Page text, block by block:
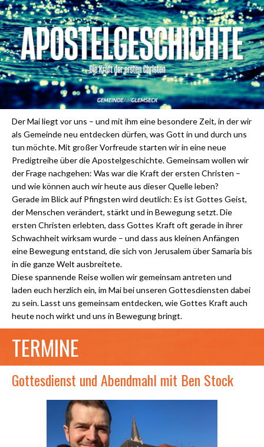
Der Mai liegt vor uns – und mit ihm eine besondere Zeit, in der wir
als Gemeinde neu entdecken dürfen, was Gott in und durch uns
tun möchte. Mit großer Vorfreude starten wir in eine neue
Predigtreihe über die Apostelgeschichte. Gemeinsam wollen wir
der Frage nachgehen: Was war die Kraft der ersten Christen –
und wie können auch wir heute aus dieser Quelle leben?
Gerade im Blick auf Pfingsten wird deutlich: Es ist Gottes Geist,
der Menschen verändert, stärkt und in Bewegung setzt. Die
ersten Christen erlebten, dass Gottes Kraft oft gerade in ihrer
Schwachheit wirksam wurde – und dass aus kleinen Anfängen
eine Bewegung entstand, die sich von Jerusalem über Samaria bis
in die ganze Welt ausbreitete.
Diese spannende Reise wollen wir gemeinsam antreten und
laden euch herzlich ein, im Mai bei unseren Gottesdiensten dabei
zu sein. Lasst uns gemeinsam entdecken, wie Gottes Kraft auch
heute noch wirkt und uns in Bewegung bringt.
TERMINE
Gottesdienst und Abendmahl mit Ben Stock